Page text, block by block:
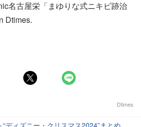
名古屋栄「まゆりな式ニキビ跡治
Dtimes.
Dtimes
ディズニー・クリスマス2024”まとめ